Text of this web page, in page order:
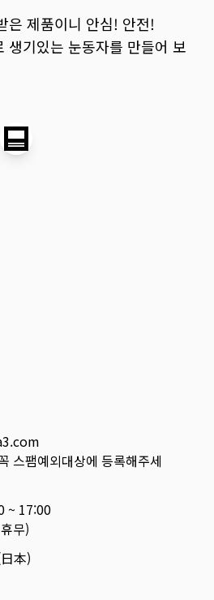
은 제품이니 안심! 안전!
생기있는 눈동자를 만들어 보
스팸예외대상에 등록해주세
~ 17:00
무)
本)